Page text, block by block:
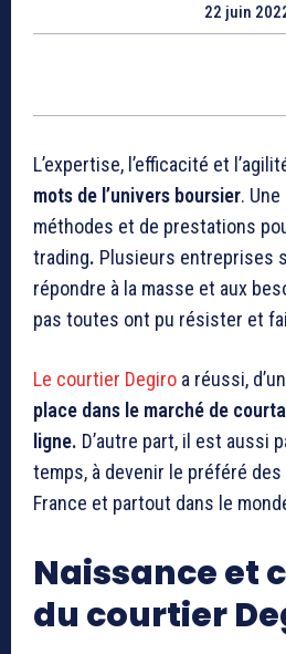
22 juin
L’expertise, l’efficacité et
mots de l’univers boursier.
méthodes et de prestations
trading. Plusieurs entreprises
répondre à la masse et aux
pas toutes ont pu résister et
Le courtier Degiro a réussi,
place dans le marché de
ligne. D’autre part, il est aussi
temps, à devenir le préféré
France et partout dans le
Naissance et
du courtier